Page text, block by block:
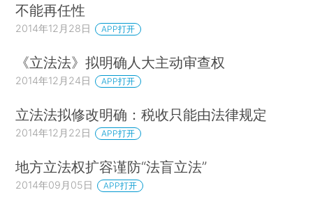
不能再任性
2014年12月28日 APP打开
《立法法》拟明确人大主动审查权
2014年12月24日 APP打开
立法法拟修改明确：税收只能由法律规定
2014年12月22日 APP打开
地方立法权扩容谨防“法盲立法”
2014年09月05日 APP打开